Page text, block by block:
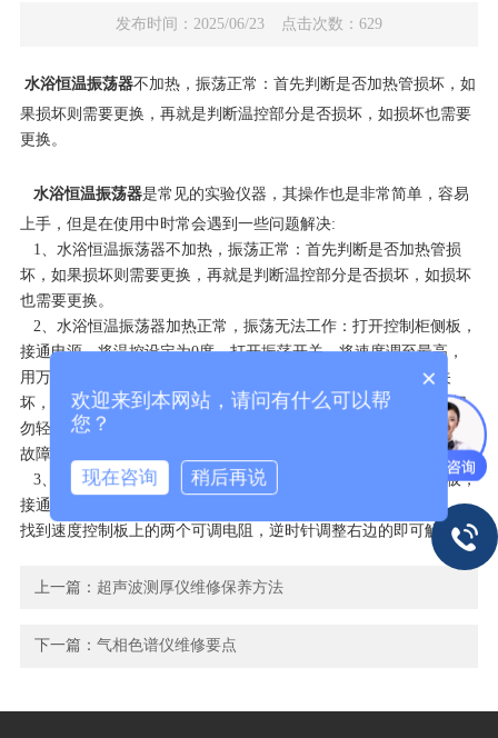
发布时间：2025/06/23 点击次数：629
水浴恒温振荡器不加热，振荡正常：首先判断是否加热管损坏，如
果损坏则需要更换，再就是判断温控部分是否损坏，如损坏也需要
更换。
水浴恒温振荡器是常见的实验仪器，其操作也是非常简单，容易
上手，但是在使用中时常会遇到一些问题解决:
1、水浴恒温振荡器不加热，振荡正常：首先判断是否加热管损
坏，如果损坏则需要更换，再就是判断温控部分是否损坏，如损坏
也需要更换。
2、水浴恒温振荡器加热正常，振荡无法工作：打开控制柜侧板，
接通电源，将温控设定为0度，打开振荡开关，将速度调至最高，
用万用表交流250档测量变压器有无220V电压输入，若无则开关
坏，反之，测量变压器有无12V电压输出，无则变压器坏，此时切
勿轻易更换变压器，该情况多为线路板中整流部分或电机出现短路
故障，在排除以上情况，更换即可。
3、水浴恒温振荡器加热正常，振荡速度变慢：打开控制柜侧板，
接通电源，将温控设定为0度，打开振荡开关，将速度调至最高，
找到速度控制板上的两个可调电阻，逆时针调整右边的即可解决。
上一篇： 超声波测厚仪维修保养方法
下一篇：气相色谱仪维修要点
×
欢迎来到本网站，请问有什么可以帮
您？
现在咨询 稍后再说